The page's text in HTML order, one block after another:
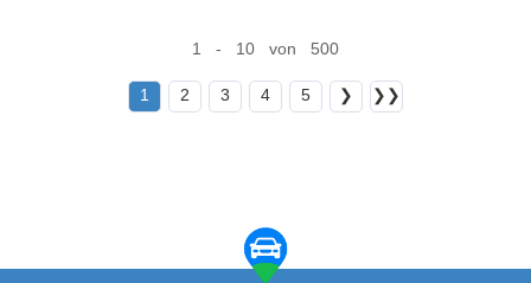
1 - 10 von 500
1 2 3 4 5 ❯ ❯❯